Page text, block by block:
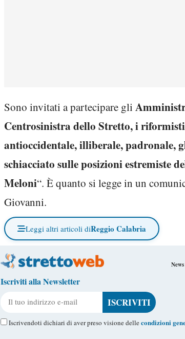
Sono invitati a partecipare gli
Centrosinistra dello Stretto, i
antioccidentale, illiberale, padronale,
schiacciato sulle posizioni estremiste
Meloni“. È quanto si legge in un
Giovanni.
Leggi altri articoli diReggio Calabria
News
Iscriviti alla Newsletter
Iscrivendoti dichiari di aver preso visione dellecondizioni